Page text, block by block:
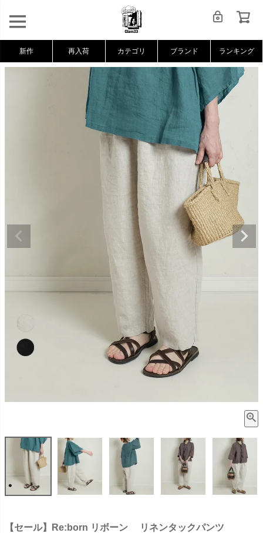
新作 再入荷 カテゴリ ブランド ランキング
【セール】Re:born リボーン リネンタックパンツ